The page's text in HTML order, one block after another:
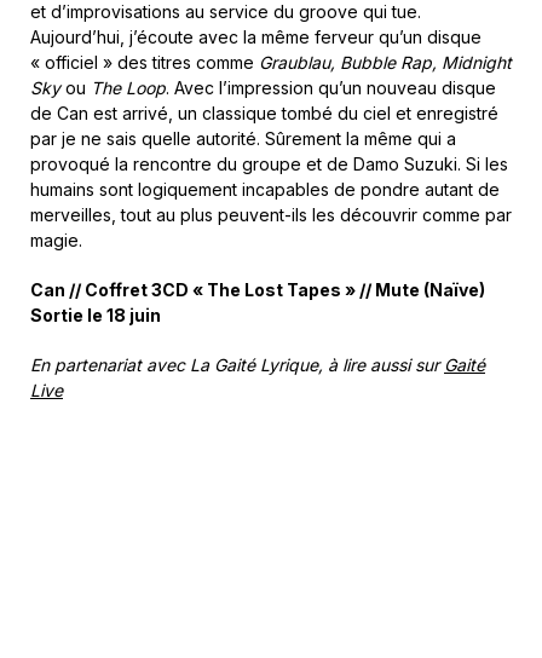
et d’improvisations au service du groove qui tue.
Aujourd’hui, j’écoute avec la même ferveur qu’un disque
« officiel » des titres comme Graublau, Bubble Rap, Midnight
Skyou The Loop. Avec l’impression qu’un nouveau disque
de Can est arrivé, un classique tombé du ciel et enregistré
par je ne sais quelle autorité. Sûrement la même qui a
provoqué la rencontre du groupe et de Damo Suzuki. Si les
humains sont logiquement incapables de pondre autant de
merveilles, tout au plus peuvent-ils les découvrir comme par
magie.
Can // Coffret 3CD « The Lost Tapes » // Mute (Naïve)
Sortie le 18 juin
En partenariat avec La Gaité Lyrique, à lire aussi surGaité
Live